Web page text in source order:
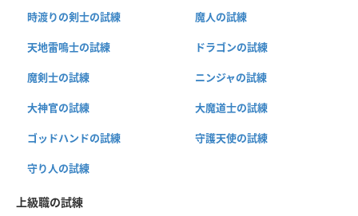
時渡りの剣士の試練 魔人の試練
天地雷鳴士の試練 ドラゴンの試練
魔剣士の試練 ニンジャの試練
大神官の試練 大魔道士の試練
ゴッドハンドの試練 守護天使の試練
守り人の試練
上級職の試練